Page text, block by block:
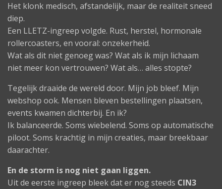
Het klonk medisch, afstandelijk, maar de realiteit sneed
diep.
Een LLETZ-ingreep volgde. Rust, herstel, hormonale
rollercoasters, en vooral: onzekerheid.
Wat als dit niet genoeg was? Wat als ik mijn lichaam
niet meer kon vertrouwen? Wat als… alles stopte?
Tegelijk draaide de wereld door. Mijn job bleef. Mijn
webshop ook. Mensen bleven bestellingen plaatsen,
events kwamen dichterbij. En ik?
Ik balanceerde. Soms wiebelend. Soms op automatische
piloot. Soms krachtig in mijn creaties, maar breekbaar
daarachter.
En de storm is nog niet gaan liggen.
Uit de eerste ingreep bleek dat er nog steeds CIN3